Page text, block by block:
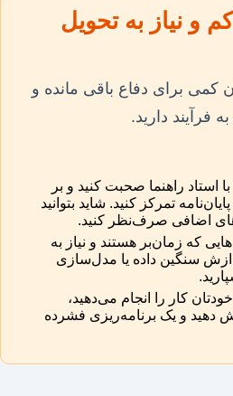
کم و نیاز به تحویل
کمی برای دفاع باقی مانده و
فرآیند دارید.
با استاد راهنما صحبت کنید و بر
تمرکز کنید. شاید بتوانید
اضافی صرف‌نظر کنید.
که زمان‌بر هستند و نیاز به
سنگین داده یا مدل‌سازی
خودتان کار را انجام می‌دهید،
دهید و یک برنامه‌ریزی فشرده